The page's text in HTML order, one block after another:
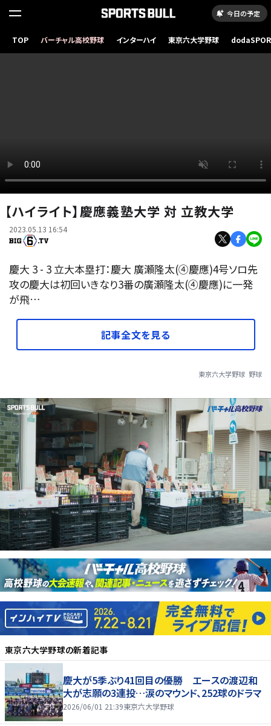
今日の予定
TOP バーチャル高校野球 インターハイ 東京六大学野球
【ハイライト】慶應義塾大学 対 立教大学
2023.05.13 16:54
慶大 3 - 3 立大本塁打：慶大 廣瀬隆太(④慶應)4号ソロ先
攻の慶大は初回いきなり3番の廣瀬隆太(④慶應)に一発
が飛…
記事全文を見る
東京六大学野球 野球
東京六大学野球の新着記事
慶大が5季ぶり41回目の優勝 エースの渡辺和
大が志願の3連投…涙のマウンド、252球のドラマ
2026/06/01 21:39東京六大学野球